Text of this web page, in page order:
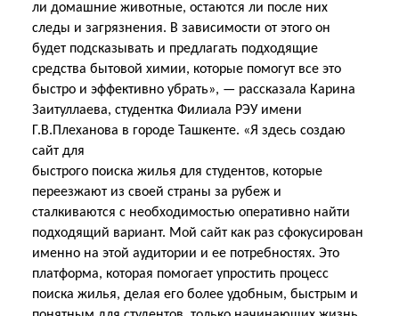
ли домашние животные, остаются ли после них
следы и загрязнения. В зависимости от этого он
будет подсказывать и предлагать подходящие
средства бытовой химии, которые помогут все это
быстро и эффективно убрать», — рассказала Карина
Заитуллаева, студентка Филиала РЭУ имени
Г.В.Плеханова в городе Ташкенте. «Я здесь создаю
сайт для
быстрого поиска жилья для студентов, которые
переезжают из своей страны за рубеж и
сталкиваются с необходимостью оперативно найти
подходящий вариант. Мой сайт как раз сфокусирован
именно на этой аудитории и ее потребностях. Это
платформа, которая помогает упростить процесс
поиска жилья, делая его более удобным, быстрым и